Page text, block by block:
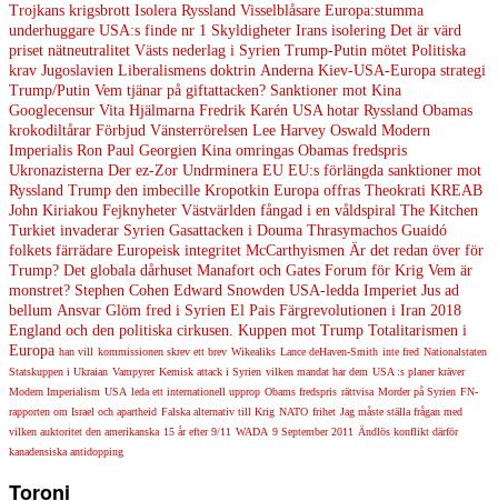
Trojkans krigsbrott Isolera Ryssland Visselblåsare Europa:stumma
underhuggare USA:s finde nr 1 Skyldigheter Irans isolering Det är värd
priset nätneutralitet Västs nederlag i Syrien Trump-Putin mötet Politiska
krav Jugoslavien Liberalismens doktrin Anderna Kiev-USA-Europa strategi
Trump/Putin Vem tjänar på giftattacken? Sanktioner mot Kina
Googlecensur Vita Hjälmarna Fredrik Karén USA hotar Ryssland Obamas
krokodiltårar Förbjud Vänsterrörelsen Lee Harvey Oswald Modern
Imperialis Ron Paul Georgien Kina omringas Obamas fredspris
Ukronazisterna Der ez-Zor Undrminera EU EU:s förlängda sanktioner mot
Ryssland Trump den imbecille Kropotkin Europa offras Theokrati KREAB
John Kiriakou Fejknyheter Västvärlden fångad i en våldspiral The Kitchen
Turkiet invaderar Syrien Gasattacken i Douma Thrasymachos Guaidó
folkets färrädare Europeisk integritet McCarthyismen Är det redan över för
Trump? Det globala dårhuset Manafort och Gates Forum för Krig Vem är
monstret? Stephen Cohen Edward Snowden USA-ledda Imperiet Jus ad
bellum Ansvar Glöm fred i Syrien El Pais Färgrevolutionen i Iran 2018
England och den politiska cirkusen. Kuppen mot Trump Totalitarismen i
Europa han vill kommissionen skrev ett brev Wikealiks Lance deHaven-Smith inte fred Nationalstaten
Statskuppen i Ukraian Vampyrer Kemisk attack i Syrien vilken mandat har dem USA :s planer kräver
Modern Imperialism USA leda ett internationell upprop Obams fredspris rättvisa Morder på Syrien FN-
rapporten om Israel och apartheid Falska alternativ till Krig NATO frihet Jag måste ställa frågan med
vilken auktoritet den amerikanska 15 år efter 9/11 WADA 9 September 2011
Ändlös konflikt därför
kanadensiska antidopping
Toroni